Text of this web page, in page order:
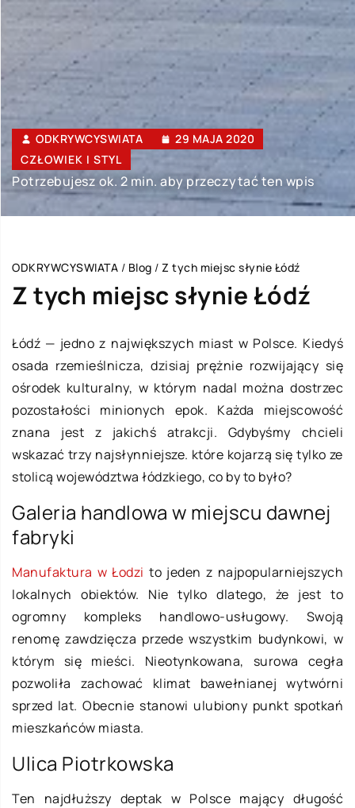
ODKRYWCYSWIATA
29 MAJA 2020
CZŁOWIEK I STYL
Potrzebujesz ok. 2 min. aby przeczytać ten wpis
ODKRYWCYSWIATA / Blog / Z tych miejsc słynie Łódź
Z tych miejsc słynie Łódź
Łódź — jedno z największych miast w Polsce. Kiedyś
osada rzemieślnicza, dzisiaj prężnie rozwijający się
ośrodek kulturalny, w którym nadal można dostrzec
pozostałości minionych epok. Każda miejscowość
znana jest z jakichś atrakcji. Gdybyśmy chcieli
wskazać trzy najsłynniejsze. które kojarzą się tylko ze
stolicą województwa łódzkiego, co by to było?
Galeria handlowa w miejscu dawnej
fabryki
Manufaktura w Łodzi to jeden z najpopularniejszych
lokalnych obiektów. Nie tylko dlatego, że jest to
ogromny kompleks handlowo-usługowy. Swoją
renomę zawdzięcza przede wszystkim budynkowi, w
którym się mieści. Nieotynkowana, surowa cegła
pozwoliła zachować klimat bawełnianej wytwórni
sprzed lat. Obecnie stanowi ulubiony punkt spotkań
mieszkańców miasta.
Ulica Piotrkowska
Ten najdłuższy deptak w Polsce mający długość